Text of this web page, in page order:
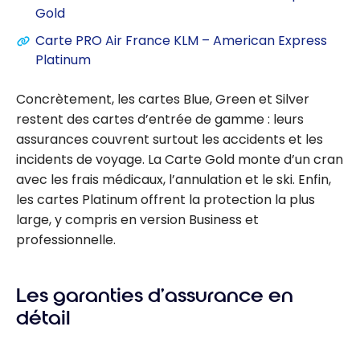
Gold
Carte PRO Air France KLM – American Express
Platinum
Concrètement, les cartes Blue, Green et Silver
restent des cartes d’entrée de gamme : leurs
assurances couvrent surtout les accidents et les
incidents de voyage. La Carte Gold monte d’un cran
avec les frais médicaux, l’annulation et le ski. Enfin,
les cartes Platinum offrent la protection la plus
large, y compris en version Business et
professionnelle.
Les garanties d’assurance en
détail